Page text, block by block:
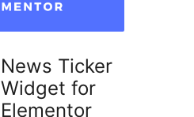
News Ticker
Widget for
Elementor